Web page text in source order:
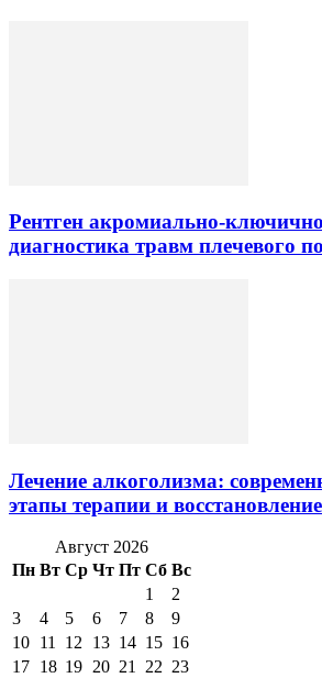
Рентген акромиально-
диагностика травм плечевого
Лечение алкоголизма:
этапы терапии и
Август 2026
Пн Вт Ср Чт Пт Сб Вс
1
2
3
4 5 6 7 8
9
10 11 12 13 14 15 16
17 18 19 20 21 22 23